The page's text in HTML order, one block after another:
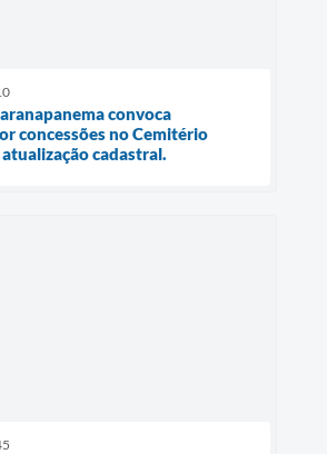
convoca
concessões no Cemitério
cadastral.